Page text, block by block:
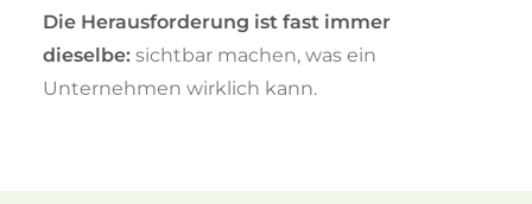
Die Herausforderung ist fast immer
dieselbe: sichtbar machen, was ein
Unternehmen wirklich kann.